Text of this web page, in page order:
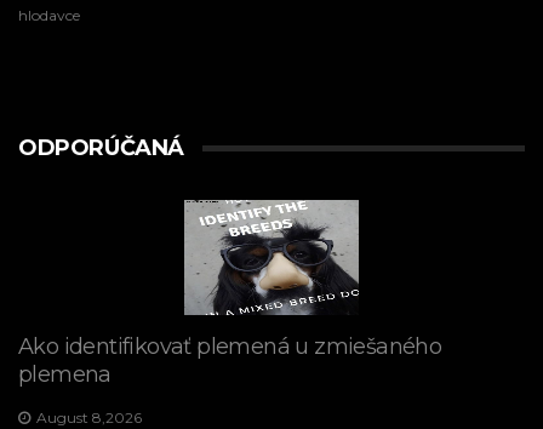
hlodavce
ODPORÚČANÁ
Ako identifikovať plemená u zmiešaného
plemena
August 8,2026